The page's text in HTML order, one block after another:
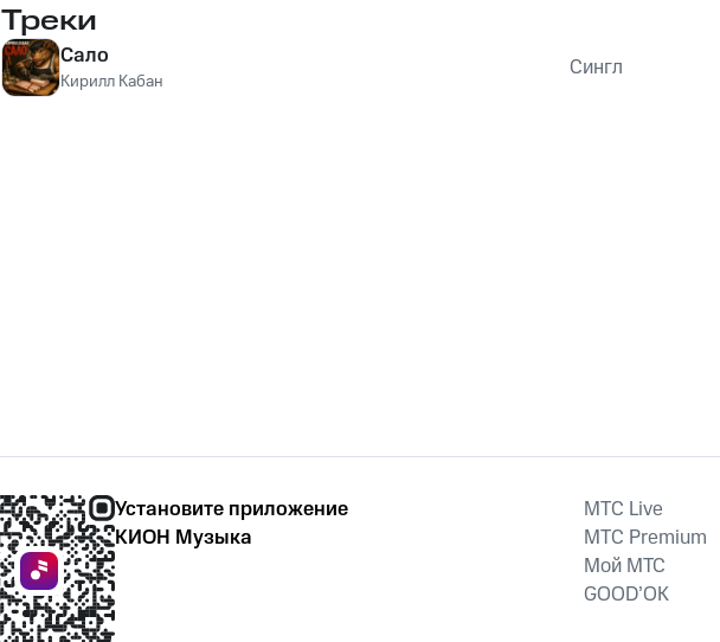
Треки
Сало
Кирилл Кабан Сингл
Установите приложение
КИОН Музыка
MTС Live
MTС Premium
Мой МТС
GOOD’OK